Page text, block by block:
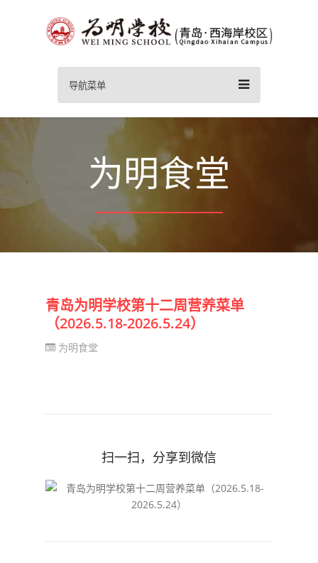
导航菜单
为明食堂
青岛为明学校第十二周营养菜单
（2026.5.18-2026.5.24）
为明食堂
扫一扫，分享到微信